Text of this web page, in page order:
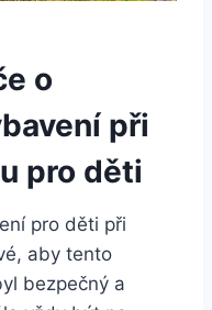
o
při
pro děti
pro děti při
aby tento
bezpečný a